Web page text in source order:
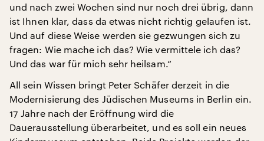
und nach zwei Wochen sind nur noch drei übrig, dann
ist Ihnen klar, dass da etwas nicht richtig gelaufen ist.
Und auf diese Weise werden sie gezwungen sich zu
fragen: Wie mache ich das? Wie vermittele ich das?
Und das war für mich sehr heilsam.“
All sein Wissen bringt Peter Schäfer derzeit in die
Modernisierung des Jüdischen Museums in Berlin ein.
17 Jahre nach der Eröffnung wird die
Dauerausstellung überarbeitet, und es soll ein neues